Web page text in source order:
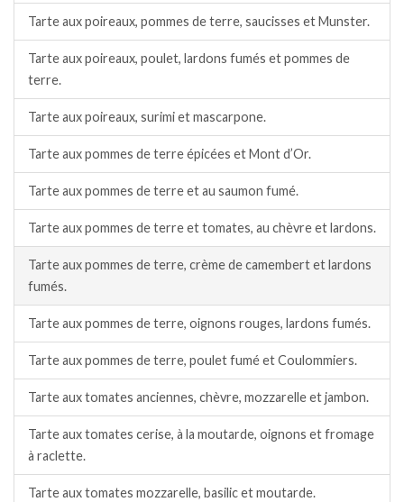
Tarte aux poireaux, pommes de terre, saucisses et Munster.
Tarte aux poireaux, poulet, lardons fumés et pommes de
terre.
Tarte aux poireaux, surimi et mascarpone.
Tarte aux pommes de terre épicées et Mont d’Or.
Tarte aux pommes de terre et au saumon fumé.
Tarte aux pommes de terre et tomates, au chèvre et lardons.
Tarte aux pommes de terre, crème de camembert et lardons
fumés.
Tarte aux pommes de terre, oignons rouges, lardons fumés.
Tarte aux pommes de terre, poulet fumé et Coulommiers.
Tarte aux tomates anciennes, chèvre, mozzarelle et jambon.
Tarte aux tomates cerise, à la moutarde, oignons et fromage
à raclette.
Tarte aux tomates mozzarelle, basilic et moutarde.